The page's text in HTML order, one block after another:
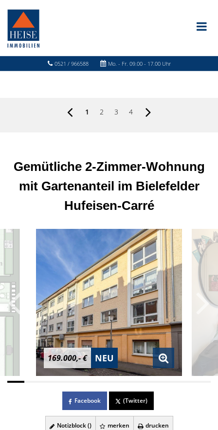
0521 / 966588 Mo. - Fr. 09.00 - 17.00 Uhr
1 2 3 4
Gemütliche 2-Zimmer-Wohnung
mit Gartenanteil im Bielefelder
Hufeisen-Carré
169.000,- € NEU
Facebook (Twitter)
Notizblock () merken drucken